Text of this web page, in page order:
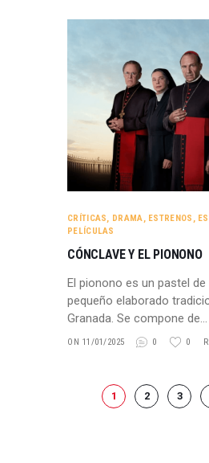
CRÍTICAS, DRAMA, ESTRENOS ,
PELÍCULAS
CÓNCLAVE Y EL PIONONO
El pionono es un pastel
pequeño elaborado
Granada. Se compone de…
ON 11/01/2025 0 0
PAGINACIÓN
PAGE
1 PAGE
2 PAGE
3